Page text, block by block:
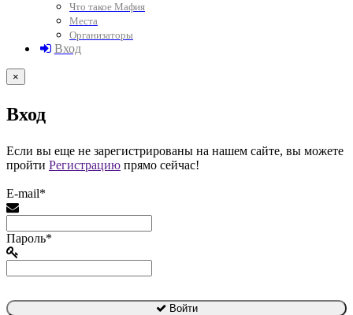
Что такое Мафия
Места
Организаторы
Вход
×
Вход
Если вы еще не зарегистрированы на нашем сайте, вы можете
пройти Регистрацию прямо сейчас!
E-mail*
Пароль*
Войти